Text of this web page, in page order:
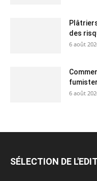
des
6 août
6 août
SÉLECTION DE